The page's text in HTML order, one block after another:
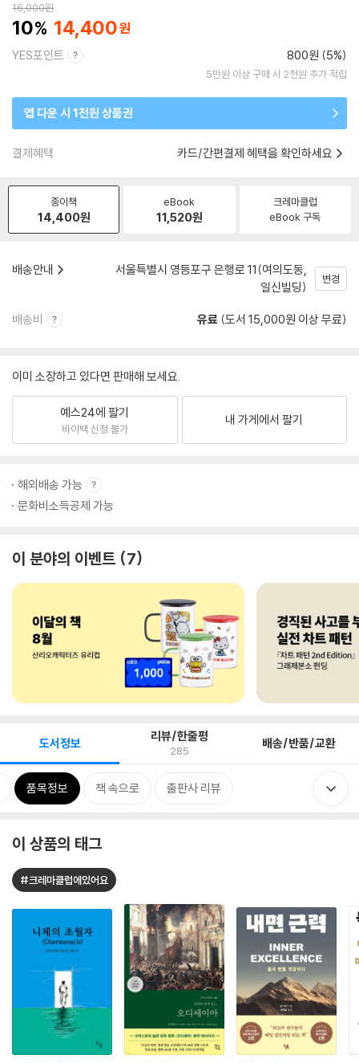
16,000원
10 14,400
YES포인트 800원 (5%)
5만원 이상 구매 시 2천원 추가 적립
앱 다운 시 1천원 상품권
결제혜택 카드/간편결제 혜택을 확인하세요
종이책
14,400원
eBook
11,520원
크레마클럽
eBook 구독
배송안내
서울특별시 영등포구 은행로 11(여의도동,
일신빌딩)
변경
배송비 유료 (도서 15,000원 이상 무료)
이미 소장하고 있다면 판매해 보세요.
예스24에 팔기
바이백 신청 불가
내 가게에서 팔기
해외배송 가능
문화비소득공제 가능
이 분야의 이벤트 7
도서정보 리뷰/한줄평
285 배송/반품/교환
품목정보 책 속으로 출판사 리뷰
이 상품의 태그
#크레마클럽에있어요